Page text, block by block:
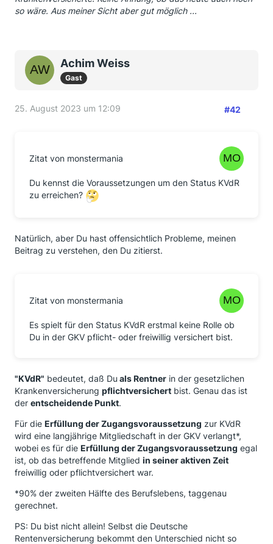
so wäre. Aus meiner Sicht aber gut möglich ...
Achim Weiss
Gast
25. August 2023 um 12:09 #42
Zitat von monstermania
Du kennst die Voraussetzungen um den Status KVdR
zu erreichen?
Natürlich, aber Du hast offensichtlich Probleme, meinen
Beitrag zu verstehen, den Du zitierst.
Zitat von monstermania
Es spielt für den Status KVdR erstmal keine Rolle ob
Du in der GKV pflicht- oder freiwillig versichert bist.
"KVdR" bedeutet, daß Du als Rentner in der gesetzlichen
Krankenversicherung pflichtversichert bist. Genau das ist
der entscheidende Punkt.
Für die Erfüllung der Zugangsvoraussetzung zur KVdR
wird eine langjährige Mitgliedschaft in der GKV verlangt*,
wobei es für die Erfüllung der Zugangsvoraussetzung egal
ist, ob das betreffende Mitglied in seiner aktiven Zeit
freiwillig oder pflichtversichert war.
*90% der zweiten Hälfte des Berufslebens, taggenau
gerechnet.
PS: Du bist nicht allein! Selbst die Deutsche
Rentenversicherung bekommt den Unterschied nicht so